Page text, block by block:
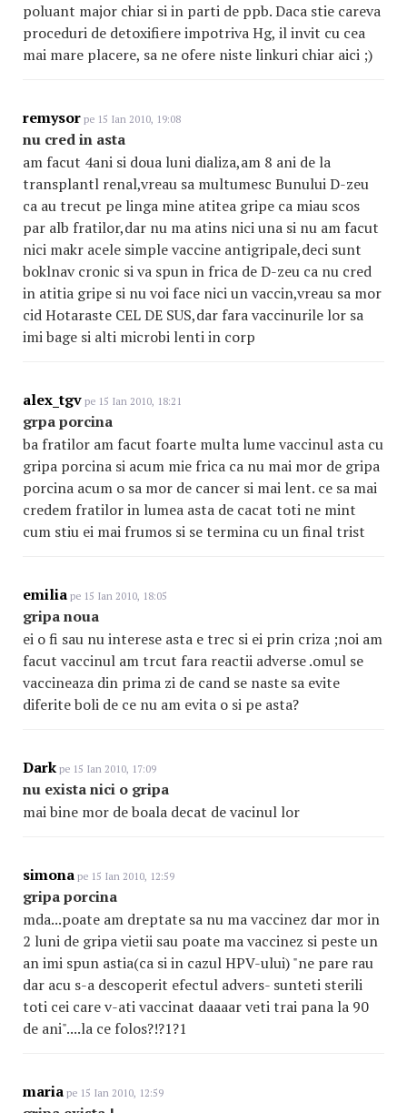
poluant major chiar si in parti de ppb. Daca stie careva
proceduri de detoxifiere impotriva Hg, il invit cu cea
mai mare placere, sa ne ofere niste linkuri chiar aici ;)
remysor pe 15 Ian 2010, 19:08
nu cred in asta
am facut 4ani si doua luni dializa,am 8 ani de la
transplantl renal,vreau sa multumesc Bunului D-zeu
ca au trecut pe linga mine atitea gripe ca miau scos
par alb fratilor,dar nu ma atins nici una si nu am facut
nici makr acele simple vaccine antigripale,deci sunt
boklnav cronic si va spun in frica de D-zeu ca nu cred
in atitia gripe si nu voi face nici un vaccin,vreau sa mor
cid Hotaraste CEL DE SUS,dar fara vaccinurile lor sa
imi bage si alti microbi lenti in corp
alex_tgv pe 15 Ian 2010, 18:21
grpa porcina
ba fratilor am facut foarte multa lume vaccinul asta cu
gripa porcina si acum mie frica ca nu mai mor de gripa
porcina acum o sa mor de cancer si mai lent. ce sa mai
credem fratilor in lumea asta de cacat toti ne mint
cum stiu ei mai frumos si se termina cu un final trist
emilia pe 15 Ian 2010, 18:05
gripa noua
ei o fi sau nu interese asta e trec si ei prin criza ;noi am
facut vaccinul am trcut fara reactii adverse .omul se
vaccineaza din prima zi de cand se naste sa evite
diferite boli de ce nu am evita o si pe asta?
Dark pe 15 Ian 2010, 17:09
nu exista nici o gripa
mai bine mor de boala decat de vacinul lor
simona pe 15 Ian 2010, 12:59
gripa porcina
mda...poate am dreptate sa nu ma vaccinez dar mor in
2 luni de gripa vietii sau poate ma vaccinez si peste un
an imi spun astia(ca si in cazul HPV-ului) "ne pare rau
dar acu s-a descoperit efectul advers- sunteti sterili
toti cei care v-ati vaccinat daaaar veti trai pana la 90
de ani"....la ce folos?!?1?1
maria pe 15 Ian 2010, 12:59